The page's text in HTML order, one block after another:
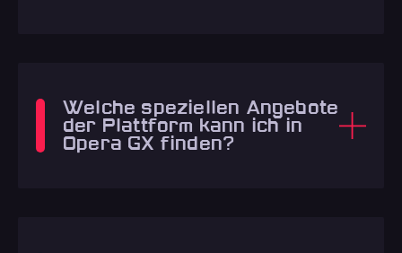
Welche speziellen Angebote
der Plattform kann ich in
Opera GX finden?